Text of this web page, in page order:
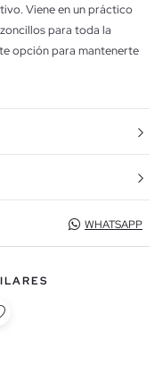
Viene en un práctico
para toda la
opción para mantenerte
WHATSAPP